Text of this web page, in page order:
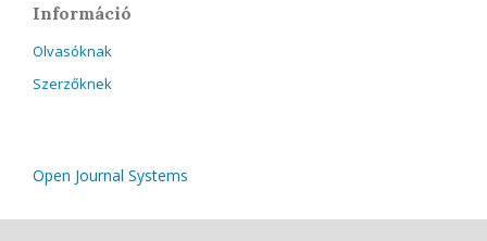
Információ
Olvasóknak
Szerzőknek
Open Journal Systems